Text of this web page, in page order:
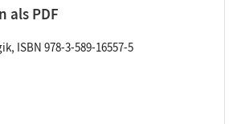
als PDF
ISBN 978-3-589-16557-5